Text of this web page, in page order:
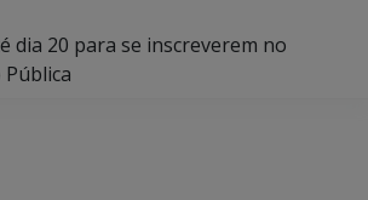
dia 20 para se inscreverem no